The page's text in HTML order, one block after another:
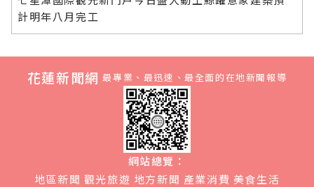
計明年八月完工
花蓮新聞網 最專業、最迅速、最全面的在地新聞報導
網站總覽：
地區新聞 觀光旅遊 地方新聞 產業消費 美食生活